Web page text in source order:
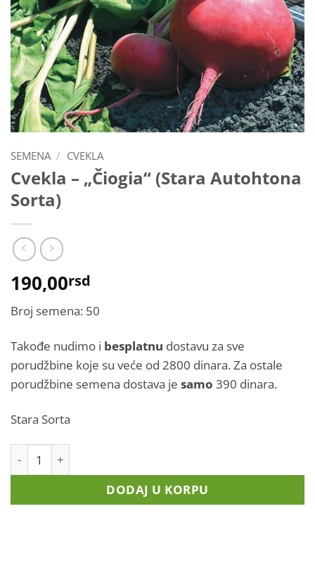
SEMENA / CVEKLA
Cvekla – „Čiogia“ (Stara Autohtona
Sorta)
190,00rsd
Broj semena: 50
Takođe nudimo i besplatnu dostavu za sve
porudžbine koje su veće od 2800 dinara. Za ostale
porudžbine semena dostava je samo 390 dinara.
Stara Sorta
DODAJ U KORPU